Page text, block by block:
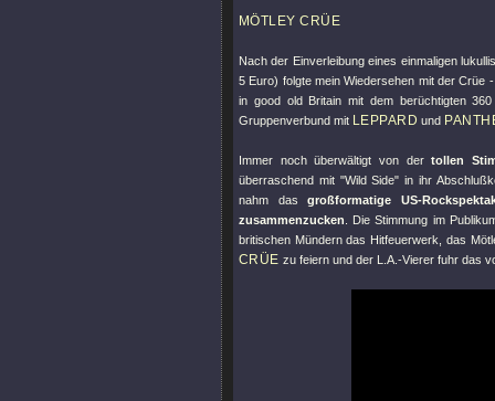
MÖTLEY CRÜE
Nach der Einverleibung eines einmaligen
5 Euro) folgte mein Wiedersehen mit der
in good old Britain mit dem berüchtigten
Gruppenverbund mit LEPPARD und
Immer noch überwältigt von dertollen
überraschend mit "Wild Side" in ihr
nahm dasgroßformatige US-
zusammenzucken . Die Stimmung im
britischen Mündern das Hitfeuerwerk, das
CRÜE zu feiern und der L.A.-Vierer fuhr das